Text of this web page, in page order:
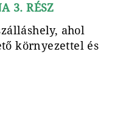
3. RÉSZ
ahol
környezettel és